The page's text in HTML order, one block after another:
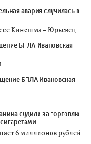
авария случилась в
Кинешма – Юрьевец
БПЛА Ивановская
БПЛА Ивановская
судили за торговлю
6 миллионов рублей